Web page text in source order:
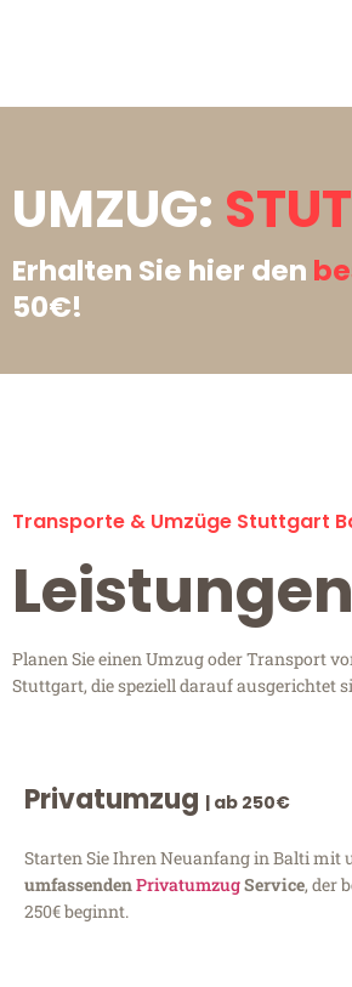
UMZUG:
Erhalten Sie hier den
50€!
Transporte & Umzüge Stuttgart
Planen Sie einen Umzug oder Transport
Stuttgart, die speziell darauf ausgerichtet
Privatumzug | ab 250€
Starten Sie Ihren Neuanfang in Balti mit
umfassendenPrivatumzugService, der
250€ beginnt.